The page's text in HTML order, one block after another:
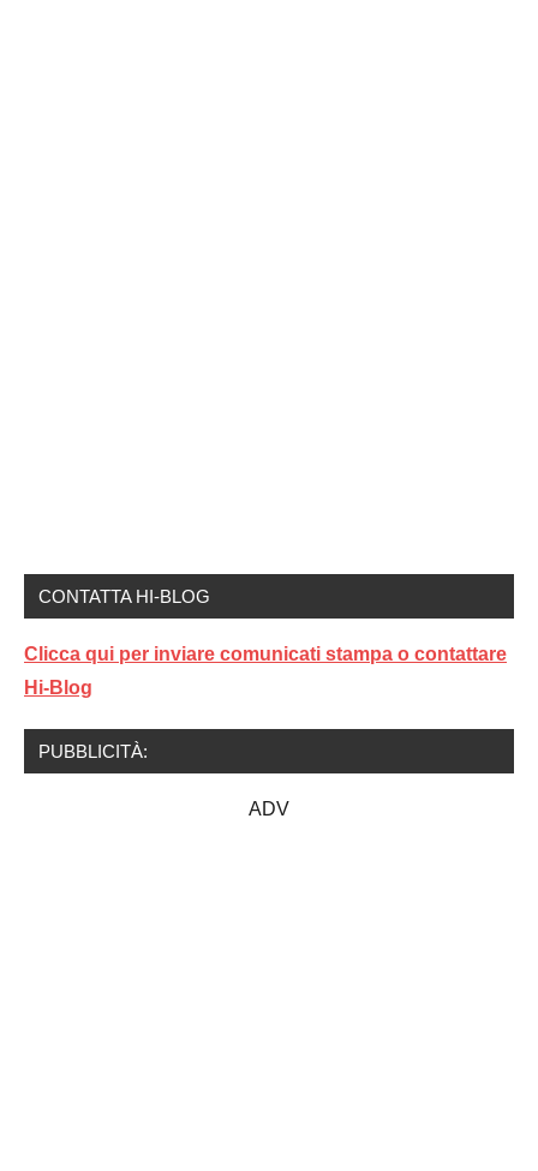
CONTATTA HI-BLOG
Clicca qui per inviare comunicati stampa o contattare
Hi-Blog
PUBBLICITÀ:
ADV